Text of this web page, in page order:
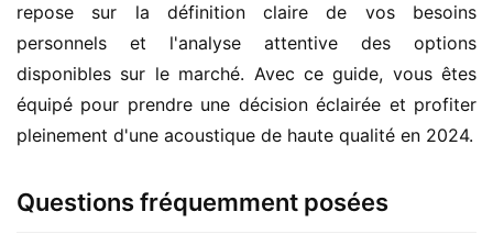
repose sur la définition claire de vos besoins
personnels et l'analyse attentive des options
disponibles sur le marché. Avec ce guide, vous êtes
équipé pour prendre une décision éclairée et profiter
pleinement d'une acoustique de haute qualité en 2024.
Questions fréquemment posées